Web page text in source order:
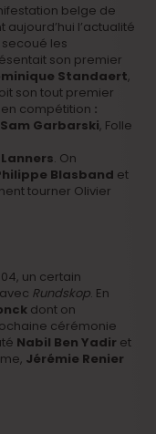
belge de
l’actualité
les
son premier
Standaert,
son tout premier
compétition :
Sam Garbarski, Folle
. On
Blasband et
tourner Olivier
un certain
Rundskop. En
dont on
cérémonie
Nabil Ben Yadir et
Jérémie Renier